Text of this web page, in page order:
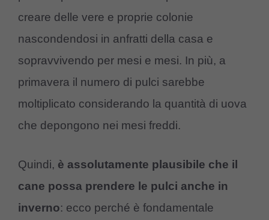
creare delle vere e proprie colonie
nascondendosi in anfratti della casa e
sopravvivendo per mesi e mesi. In più, a
primavera il numero di pulci sarebbe
moltiplicato considerando la quantità di uova
che depongono nei mesi freddi.
Quindi, è assolutamente plausibile che il
cane possa prendere le pulci anche in
inverno: ecco perché è fondamentale